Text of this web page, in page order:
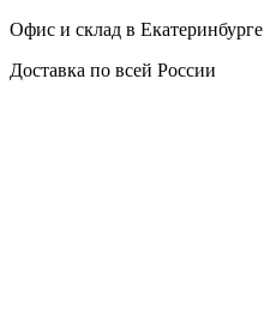
Офис и склад в Екатеринбурге
Доставка по всей России